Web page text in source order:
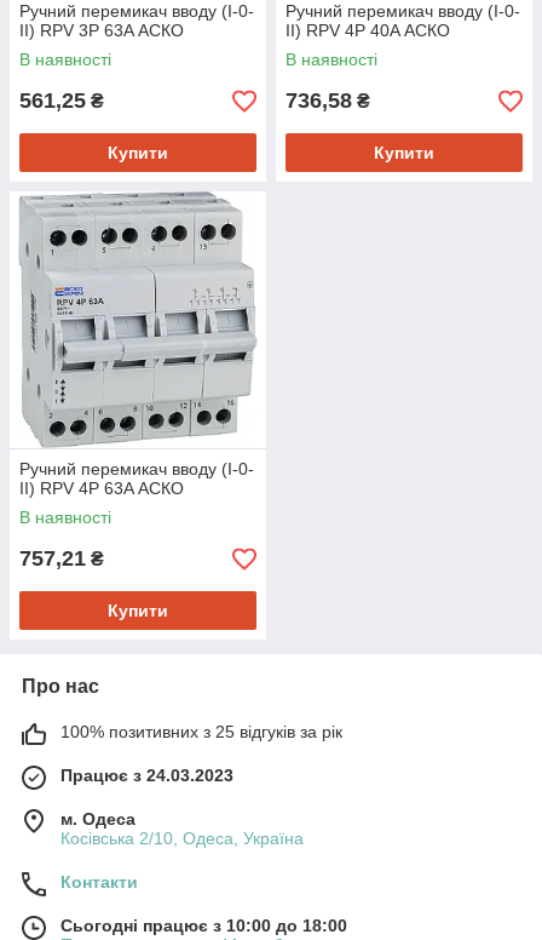
Ручний перемикач вводу (І-0-
ІІ) RPV 3P 63A АСКО
В наявності
561,25 ₴
Купити
Ручний перемикач вводу (І-0-
ІІ) RPV 4P 40A АСКО
В наявності
736,58 ₴
Купити
Ручний перемикач вводу (І-0-
ІІ) RPV 4P 63A АСКО
В наявності
757,21 ₴
Купити
Про нас
100% позитивних з 25 відгуків за рік
Працює з 24.03.2023
м. Одеса
Косівська 2/10, Одеса, Україна
Контакти
Сьогодні працює з 10:00 до 18:00